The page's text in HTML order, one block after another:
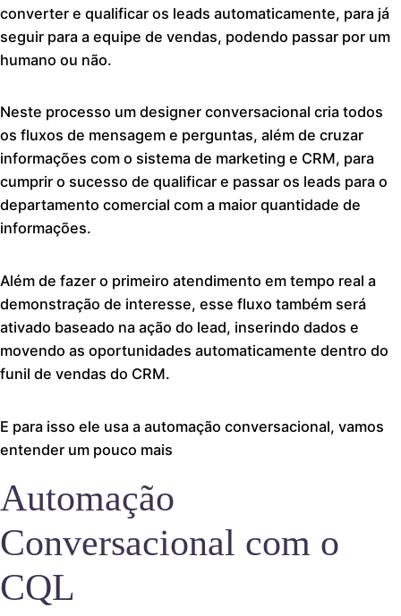
converter e qualificar os leads automaticamente, para já
seguir para a equipe de vendas, podendo passar por um
humano ou não.
Neste processo um designer conversacional cria todos
os fluxos de mensagem e perguntas, além de cruzar
informações com o sistema de marketing e CRM, para
cumprir o sucesso de qualificar e passar os leads para o
departamento comercial com a maior quantidade de
informações.
Além de fazer o primeiro atendimento em tempo real a
demonstração de interesse, esse fluxo também será
ativado baseado na ação do lead, inserindo dados e
movendo as oportunidades automaticamente dentro do
funil de vendas do CRM.
E para isso ele usa a automação conversacional, vamos
entender um pouco mais
Automação
Conversacional com o
CQL